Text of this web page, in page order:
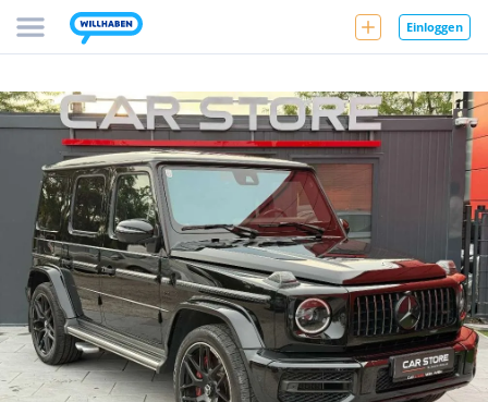
Einloggen